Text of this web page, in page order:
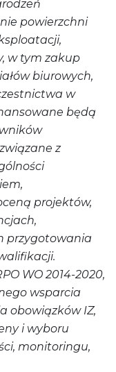
powierzchni
w tym zakup
biurowych,
w
będą
z
projektów,
przygotowania
WO 2014-2020,
wsparcia
obowiązków IZ,
i wyboru
monitoringu,